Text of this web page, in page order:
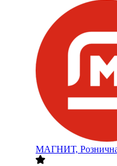
МАГНИТ,